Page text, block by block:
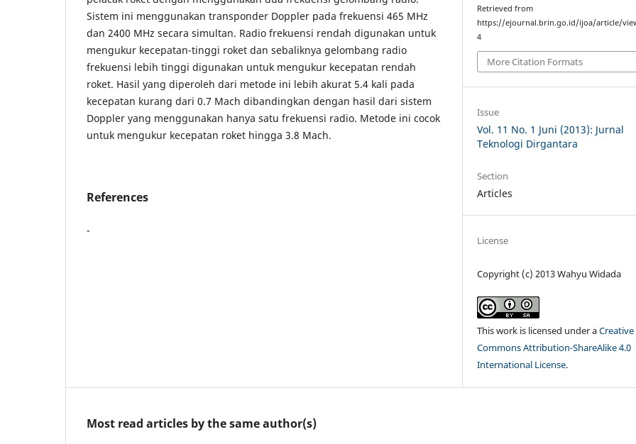
Sistem ini menggunakan transponder Doppler pada frekuensi 465 MHz
dan 2400 MHz secara simultan. Radio frekuensi rendah digunakan untuk
mengukur kecepatan-tinggi roket dan sebaliknya gelombang radio
frekuensi lebih tinggi digunakan untuk mengukur kecepatan rendah
roket. Hasil yang diperoleh dari metode ini lebih akurat 5.4 kali pada
kecepatan kurang dari 0.7 Mach dibandingkan dengan hasil dari sistem
Doppler yang menggunakan hanya satu frekuensi radio. Metode ini cocok
untuk mengukur kecepatan roket hingga 3.8 Mach.
References
-
Retrieved from
https://ejournal.brin.go.id/ijoa/article/
4
More Citation Formats
Issue
Vol. 11 No. 1 Juni (2013): Jurnal
Teknologi Dirgantara
Section
Articles
License
Copyright (c) 2013 Wahyu Widada
This work is licensed under aCreative
Commons Attribution-ShareAlike 4.0
International License.
Most read articles by the same author(s)